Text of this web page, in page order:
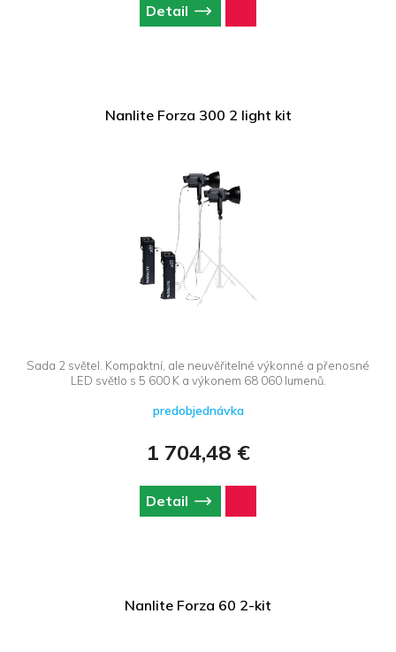
Detail
Nanlite Forza 300 2 light kit
Sada 2 světel. Kompaktní, ale neuvěřitelné výkonné a přenosné
LED světlo s 5 600 K a výkonem 68 060 lumenů.
predobjednávka
1 704,48 €
Detail
Nanlite Forza 60 2-kit